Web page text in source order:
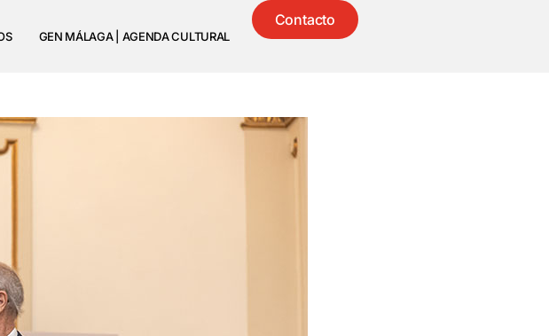
GEN MÁLAGA | AGENDA CULTURAL
Contacto